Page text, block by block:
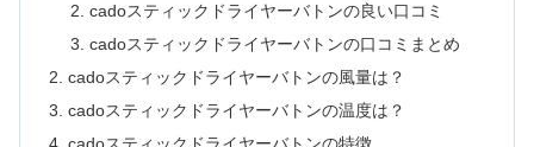
cadoスティックドライヤーバトンの良い口コミ
cadoスティックドライヤーバトンの口コミまとめ
cadoスティックドライヤーバトンの風量は？
cadoスティックドライヤーバトンの温度は？